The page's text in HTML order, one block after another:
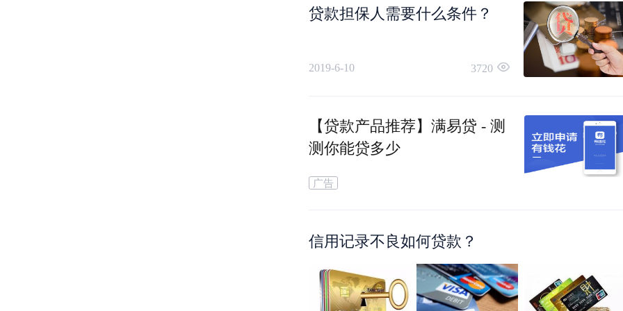
如果借款人无法还款，担保人不按时还款付息，
会给自己造成不良信用记录的。在此提醒大家，
贷款担保人需要什么条件？
2019-6-10 3720
【贷款产品推荐】满易贷 - 测
测你能贷多少
广告
信用记录不良如何贷款？